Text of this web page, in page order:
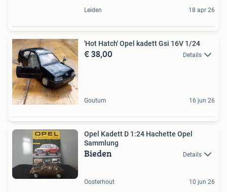
Leiden 18 apr 26
'Hot Hatch' Opel kadett Gsi 16V 1/24
€ 38,00 Details
Goutum 16 jun 26
Opel Kadett D 1:24 Hachette Opel
Sammlung
Bieden Details
Oosterhout 10 jun 26